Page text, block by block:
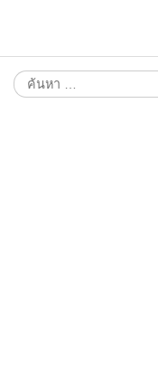
ค้นหา
สำหรับ: